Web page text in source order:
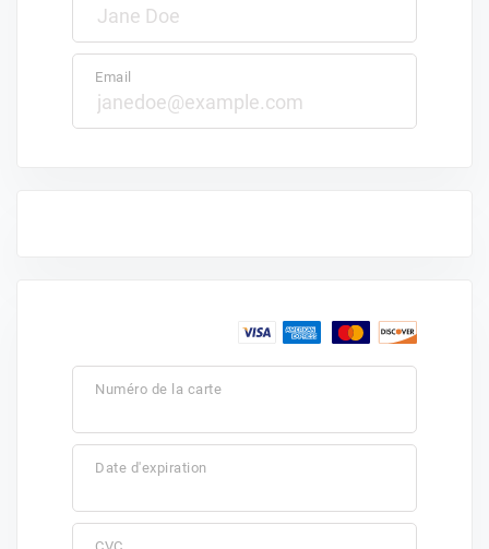
Email
Numéro de la carte
Date d'expiration